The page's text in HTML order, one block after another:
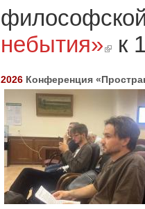
небытия» (link is
к
2026 Конференция